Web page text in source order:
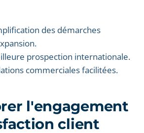
des démarches
prospection internationale.
commerciales facilitées.
l'engagement
client